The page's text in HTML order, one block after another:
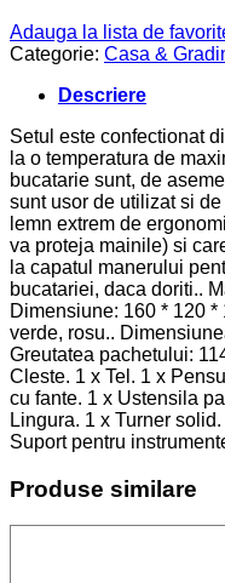
Adauga la lista de
Categorie: Casa &
Descriere
Setul este confectionat
la o temperatura de
bucatarie sunt, de
sunt usor de utilizat si
lemn extrem de
va proteja mainile) si
la capatul manerului
bucatariei, daca doriti..
Dimensiune: 160 * 120
verde, rosu..
Greutatea pachetului:
Cleste. 1 x Tel. 1 x
cu fante. 1 x Ustensila
Lingura. 1 x Turner
Suport pentru
Produse similare